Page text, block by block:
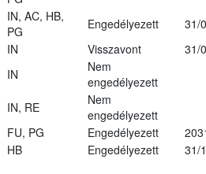
IN, AC, HB,
PG
Engedélyezett
31/
IN Visszavont
31/
IN
Nem
engedélyezett
IN, RE
Nem
engedélyezett
FU, PG Engedélyezett
HB Engedélyezett
31/